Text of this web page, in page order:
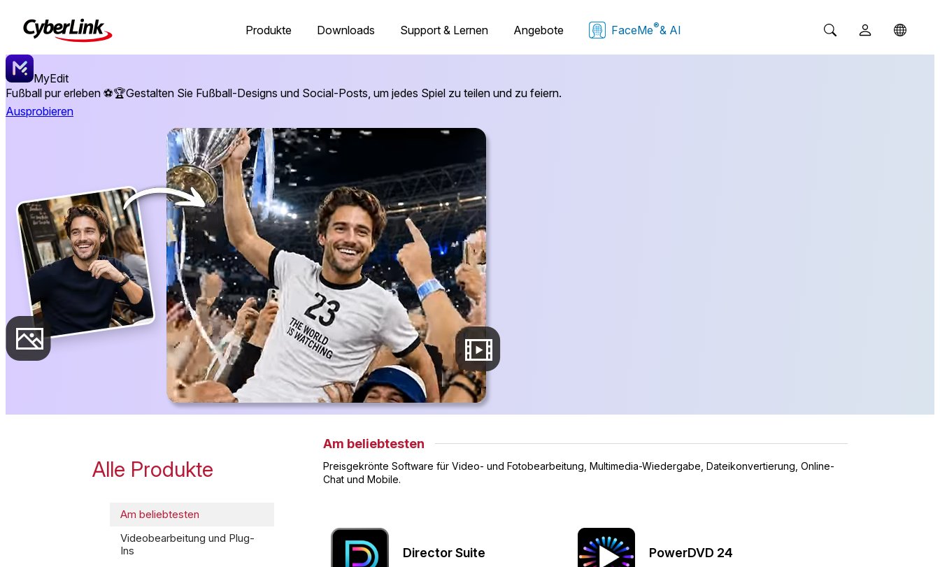
Produkte Downloads Support & Lernen Angebote FaceMe®& AI
MyEdit
Fußball pur erleben ⚽🏆Gestalten Sie Fußball-Designs und Social-Posts, um jedes Spiel zu teilen und zu feiern.
Ausprobieren
Alle Produkte
Am beliebtesten
Videobearbeitung und Plug-
Ins
Am beliebtesten
Preisgekrönte Software für Video- und Fotobearbeitung, Multimedia-Wiedergabe, Dateikonvertierung, Online-
Chat und Mobile.
Director Suite PowerDVD 24